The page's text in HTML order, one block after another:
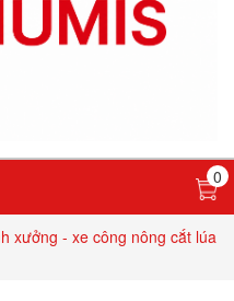
0
xưởng - xe công nông cắt lúa